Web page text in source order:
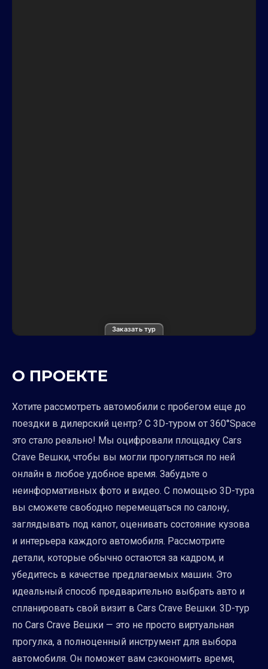
Заказать тур
О ПРОЕКТЕ
Хотите рассмотреть автомобили с пробегом еще до
поездки в дилерский центр? С 3D-туром от 360°Space
это стало реально! Мы оцифровали площадку Cars
Crave Вешки, чтобы вы могли прогуляться по ней
онлайн в любое удобное время. Забудьте о
неинформативных фото и видео. С помощью 3D-тура
вы сможете свободно перемещаться по салону,
заглядывать под капот, оценивать состояние кузова
и интерьера каждого автомобиля. Рассмотрите
детали, которые обычно остаются за кадром, и
убедитесь в качестве предлагаемых машин. Это
идеальный способ предварительно выбрать авто и
спланировать свой визит в Cars Crave Вешки. 3D-тур
по Cars Crave Вешки — это не просто виртуальная
прогулка, а полноценный инструмент для выбора
автомобиля. Он поможет вам сэкономить время,